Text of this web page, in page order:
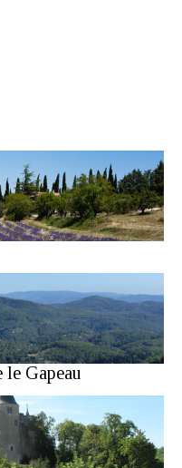
Gapeau